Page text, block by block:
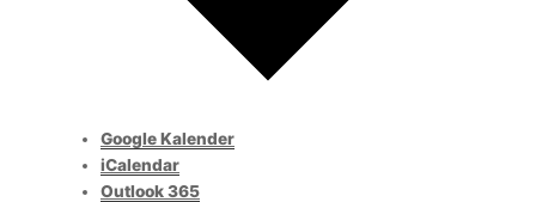
Google Kalender
iCalendar
Outlook 365